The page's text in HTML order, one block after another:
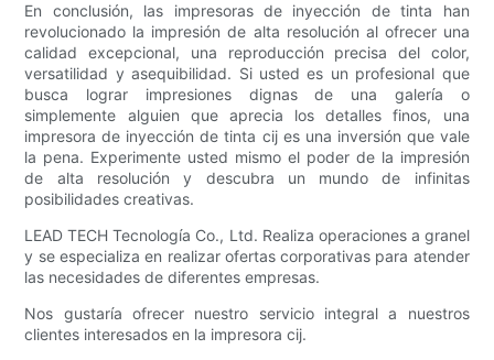
En conclusión, las impresoras de inyección de tinta han
revolucionado la impresión de alta resolución al ofrecer una
calidad excepcional, una reproducción precisa del color,
versatilidad y asequibilidad. Si usted es un profesional que
busca lograr impresiones dignas de una galería o
simplemente alguien que aprecia los detalles finos, una
impresora de inyección de tinta cij es una inversión que vale
la pena. Experimente usted mismo el poder de la impresión
de alta resolución y descubra un mundo de infinitas
posibilidades creativas.
LEAD TECH Tecnología Co., Ltd. Realiza operaciones a granel
y se especializa en realizar ofertas corporativas para atender
las necesidades de diferentes empresas.
Nos gustaría ofrecer nuestro servicio integral a nuestros
clientes interesados ​​en la impresora cij.